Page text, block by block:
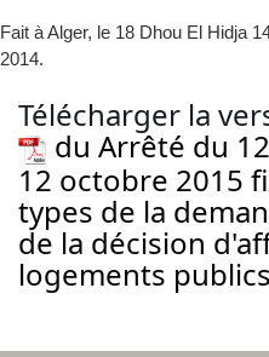
Fait à Alger, le 18 Dhou El Hidja
2014.
Télécharger la
du Arrêté du
12 octobre 2015
types de la
de la décision
logements